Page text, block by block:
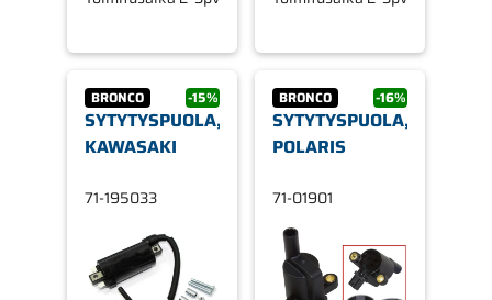
BRONCO -15%
SYTYTYSPUOLA,
KAWASAKI
71-195033
BRONCO -16%
SYTYTYSPUOLA,
POLARIS
71-01901